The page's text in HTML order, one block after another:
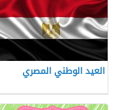
العيد الوطني المصري